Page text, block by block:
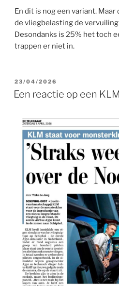
En dit is nog een variant.
de vliegbelasting de
Desondanks is 25% het toch
trappen er niet in.
GEPLAATST
OP
23/04/2026
Een reactie op een